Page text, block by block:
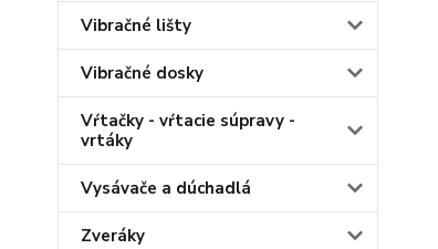
Vibračné lišty
Vibračné dosky
Vŕtačky - vŕtacie súpravy -
vrtáky
Vysávače a dúchadlá
Zveráky